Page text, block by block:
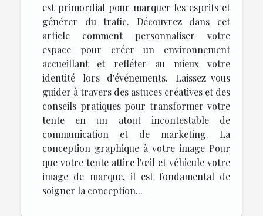
est primordial pour marquer les esprits et
générer du trafic. Découvrez dans cet
article comment personnaliser votre
espace pour créer un environnement
accueillant et refléter au mieux votre
identité lors d'événements. Laissez-vous
guider à travers des astuces créatives et des
conseils pratiques pour transformer votre
tente en un atout incontestable de
communication et de marketing. La
conception graphique à votre image Pour
que votre tente attire l'œil et véhicule votre
image de marque, il est fondamental de
soigner la conception...